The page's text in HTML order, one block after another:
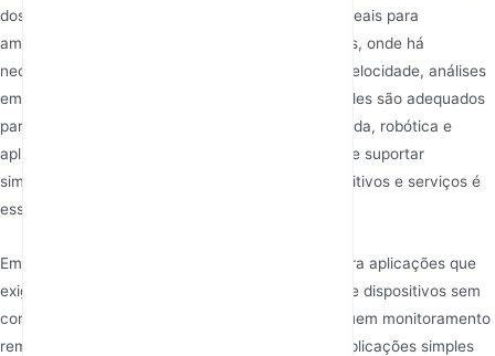
dos 5G DTUs? Os roteadores industriais 5G são ideais para
ambientes complexos e com múltiplos dispositivos, onde há
necessidade de transferência de dados em alta velocidade, análises
em tempo real e suporte a múltiplos protocolos. Eles são adequados
para cidades inteligentes, manufatura automatizada, robótica e
aplicações de telemedicina, onde a capacidade de suportar
simultaneamente uma ampla variedade de dispositivos e serviços é
essencial.
Em contraste, os 5G DTUs são mais indicados para aplicações que
exigem a transmissão remota de dados simples de dispositivos sem
conectividade nativa à internet. Esses casos incluem monitoramento
remoto, integração de equipamentos legados e aplicações simples